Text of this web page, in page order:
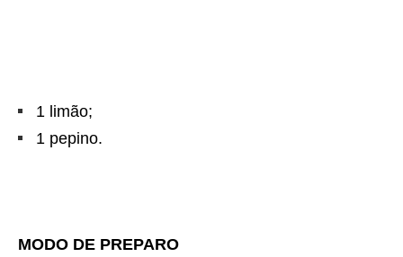
1 limão;
1 pepino.
MODO DE PREPARO